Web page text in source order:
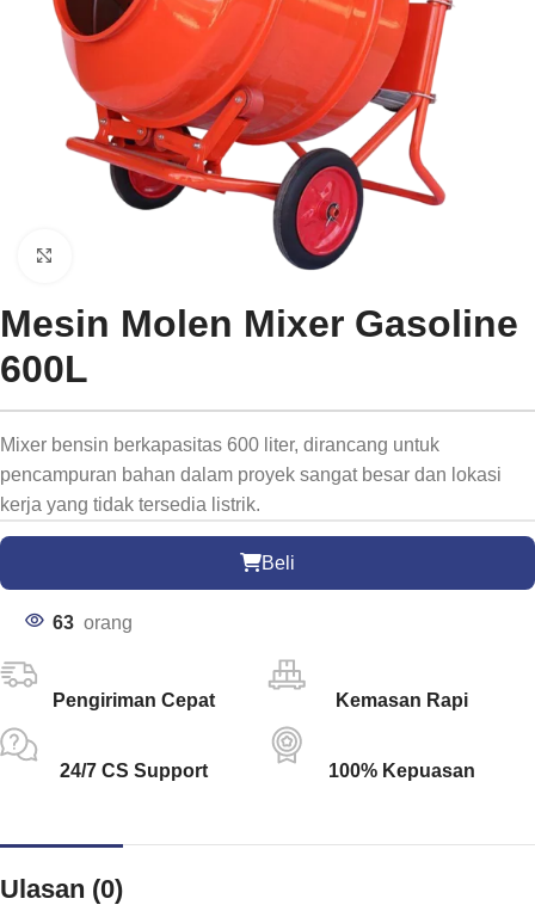
Mesin Molen Mixer Gasoline
600L
Mixer bensin berkapasitas 600 liter, dirancang untuk
pencampuran bahan dalam proyek sangat besar dan lokasi
kerja yang tidak tersedia listrik.
Beli
63 orang
Pengiriman Cepat Kemasan Rapi
24/7 CS Support 100% Kepuasan
Ulasan (0)